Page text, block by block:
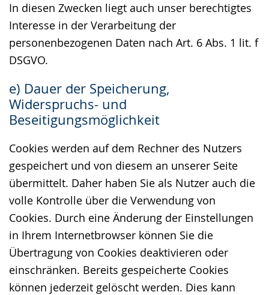
In diesen Zwecken liegt auch unser berechtigtes
Interesse in der Verarbeitung der
personenbezogenen Daten nach Art. 6 Abs. 1 lit. f
DSGVO.
e) Dauer der Speicherung,
Widerspruchs- und
Beseitigungsmöglichkeit
Cookies werden auf dem Rechner des Nutzers
gespeichert und von diesem an unserer Seite
übermittelt. Daher haben Sie als Nutzer auch die
volle Kontrolle über die Verwendung von
Cookies. Durch eine Änderung der Einstellungen
in Ihrem Internetbrowser können Sie die
Übertragung von Cookies deaktivieren oder
einschränken. Bereits gespeicherte Cookies
können jederzeit gelöscht werden. Dies kann